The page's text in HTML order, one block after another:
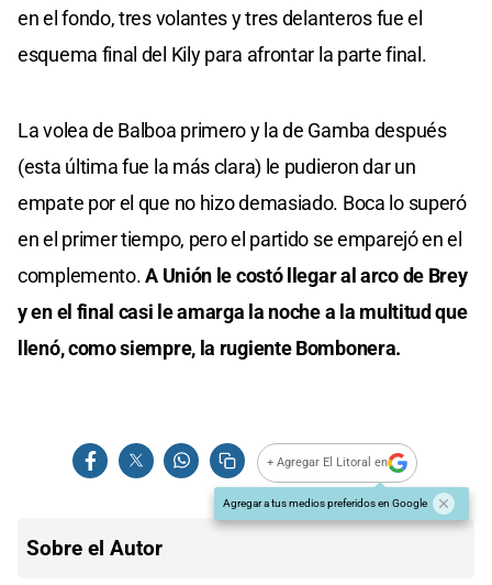
en el fondo, tres volantes y tres delanteros fue el
esquema final del Kily para afrontar la parte final.
La volea de Balboa primero y la de Gamba después
(esta última fue la más clara) le pudieron dar un
empate por el que no hizo demasiado. Boca lo superó
en el primer tiempo, pero el partido se emparejó en el
complemento.A Unión le costó llegar al arco de Brey
y en el final casi le amarga la noche a la multitud que
llenó, como siempre, la rugiente Bombonera.
+ Agregar El Litoral en
Agregar a tus medios preferidos en Google
Sobre el Autor